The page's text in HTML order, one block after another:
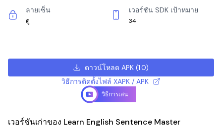
ลายเซ็น
ดู
เวอร์ชัน SDK เป้าหมาย
34
ดาวน์โหลด APK (1.0)
วิธีการติดตั้งไฟล์ XAPK / APK
วิธีการเล่น
เวอร์ชันเก่าของ Learn English Sentence Master